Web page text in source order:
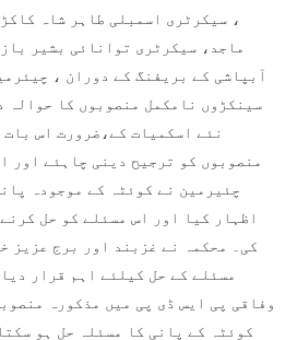
، سیکرٹری اسمبلی طاہر شاہ
ماجد، سیکرٹری توانائی بشیر
آبپاشی کے بریفنگ کے دوران ،
سینکڑوں نامکمل منصوبوں کا حوالہ
نئے اسکمیات کے،ضرورت اس
منصوبوں کو ترجیح دینی چاہئے اور
چئیرمین نے کوئٹہ کے موجودہ
اظہار کیا اور اس مسئلے کو حل
کی۔ محکمہ نے غزبند اور برج عزیز
مسئلے کے حل کیلئے اہم قرار
وفاقی پی ایس ڈی پی میں مذکورہ
کوئٹہ کے پانی کا مسئلہ حل ہو